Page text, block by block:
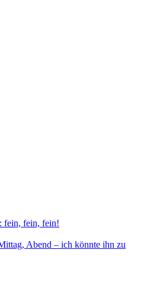
fein, fein, fein!
Abend – ich könnte ihn zu